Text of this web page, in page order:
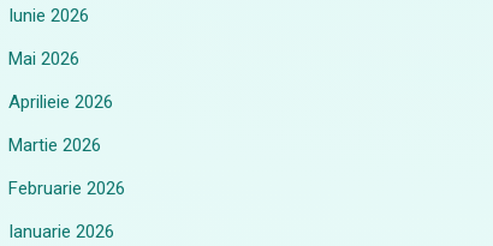
Iunie 2026
Mai 2026
Aprilieie 2026
Martie 2026
Februarie 2026
Ianuarie 2026